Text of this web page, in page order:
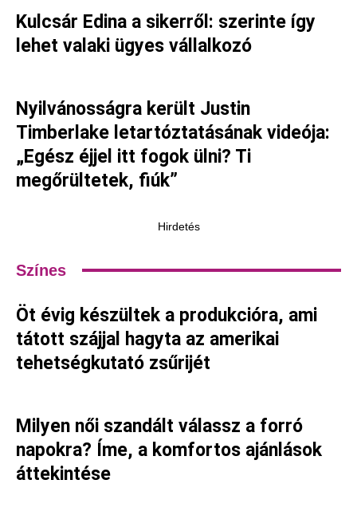
Kulcsár Edina a sikerről: szerinte így
lehet valaki ügyes vállalkozó
Nyilvánosságra került Justin
Timberlake letartóztatásának videója:
„Egész éjjel itt fogok ülni? Ti
megőrültetek, fiúk”
Hirdetés
Színes
Öt évig készültek a produkcióra, ami
tátott szájjal hagyta az amerikai
tehetségkutató zsűrijét
Milyen női szandált válassz a forró
napokra? Íme, a komfortos ajánlások
áttekintése